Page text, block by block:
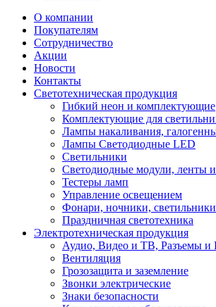
О компании
Покупателям
Сотрудничество
Акции
Новости
Контакты
Светотехническая продукция
Гибкий неон и комплектующие
Комплектующие для
Лампы накаливания,
Лампы Светодиодные LED
Светильники
Светодиодные модули, ленты
Тестеры ламп
Управление освещением
Фонари, ночники, светильники
Праздничная светотехника
Электротехническая продукция
Аудио, Видео и ТВ, Разъемы и
Вентиляция
Грозозащита и заземление
Звонки электрические
Знаки безопасности